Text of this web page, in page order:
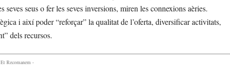
seus o fer les seves inversions, miren les connexions aèries.
i així poder “reforçar” la qualitat de l’oferta, diversificar activitats,
dels recursos.
Recomanem -